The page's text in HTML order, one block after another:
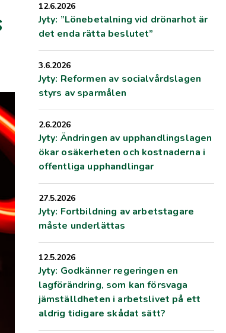
12.6.2026
Jyty: ”Lönebetalning vid drönarhot är
det enda rätta beslutet”
3.6.2026
Jyty: Reformen av socialvårdslagen
styrs av sparmålen
2.6.2026
Jyty: Ändringen av upphandlingslagen
ökar osäkerheten och kostnaderna i
offentliga upphandlingar
27.5.2026
Jyty: Fortbildning av arbetstagare
måste underlättas
12.5.2026
Jyty: Godkänner regeringen en
lagförändring, som kan försvaga
jämställdheten i arbetslivet på ett
aldrig tidigare skådat sätt?